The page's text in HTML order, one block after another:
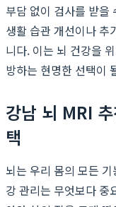
부담 없이 검사를 받을
생활 습관 개선이나 추
니다. 이는 뇌 건강을
방하는 현명한 선택이
강남 뇌 MRI
택
뇌는 우리 몸의 모든
강 관리는 무엇보다 중